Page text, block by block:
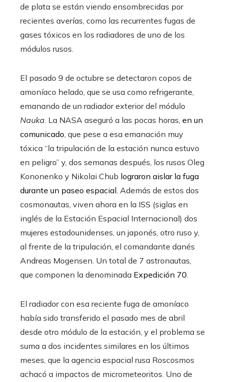
de plata se están viendo ensombrecidas por
recientes averías, como las recurrentes fugas de
gases tóxicos en los radiadores de uno de los
módulos rusos.
El pasado 9 de octubre se detectaron copos de
amoníaco helado, que se usa como refrigerante,
emanando de un radiador exterior del módulo
Nauka . La NASA aseguró a las pocas horas, en un
comunicado , que pese a esa emanación muy
tóxica “la tripulación de la estación nunca estuvo
en peligro” y, dos semanas después, los rusos Oleg
Kononenko y Nikolai Chub lograron aislar la fuga
durante un paseo espacial . Además de estos dos
cosmonautas, viven ahora en la ISS (siglas en
inglés de la Estación Espacial Internacional) dos
mujeres estadounidenses, un japonés, otro ruso y,
al frente de la tripulación, el comandante danés
Andreas Mogensen. Un total de 7 astronautas,
que componen la denominada Expedición 70
El radiador con esa reciente fuga de amoníaco
había sido transferido el pasado mes de abril
desde otro módulo de la estación, y el problema se
suma a dos incidentes similares en los últimos
meses, que la agencia espacial rusa Roscosmos
achacó a impactos de micrometeoritos. Uno de